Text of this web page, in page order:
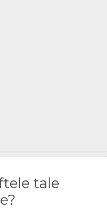
tale